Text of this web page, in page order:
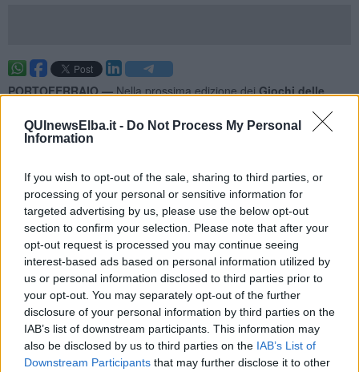
QUInewsElba.it - Do Not Process My Personal
Information
If you wish to opt-out of the sale, sharing to third parties, or
processing of your personal or sensitive information for
targeted advertising by us, please use the below opt-out
section to confirm your selection. Please note that after your
opt-out request is processed you may continue seeing
interest-based ads based on personal information utilized by
us or personal information disclosed to third parties prior to
your opt-out. You may separately opt-out of the further
disclosure of your personal information by third parties on the
IAB’s list of downstream participants. This information may
also be disclosed by us to third parties on the IAB’s List of
Downstream Participants that may further disclose it to other
PORTOFERRAIO —Nella prossima edizione deiGiochi delle
verrà assegnato un premio in memoria del giornalista elbano
Salvatore Di Mercuri
Il premio, che è stato ideato dal vicesindaco di Portoferraio
Adalberto Bertucci,verrà assegnato all’atleta elbano (o alla
squadra elbana) che avrà conseguito il miglior risultato sportivo
durante la rassegna dello sport giovanile che vedrà impegnati un
migliaio di atleti dai 14 ai 16 anni.
“Salvatore sarebbe stato il primo ad essere entusiasta di sapere
che finalmente i Giochi si svolgeranno all’Elba – ha commentato
Bertucci – ha seguito per anni le trasferte degli atleti elbani in giro
per il mondo, e merita di essere ricordato in questo modo per la